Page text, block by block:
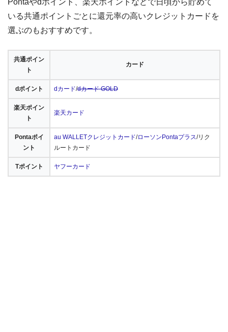
Pontaやdポイント、楽天ポイントなどで日頃から貯めて
いる共通ポイントごとに還元率の高いクレジットカードを
選ぶのもおすすめです。
共通ポイン
ト
カード
dポイント dカード/dカード GOLD
楽天ポイン
ト
楽天カード
Pontaポイ
ント
au WALLETクレジットカード/ローソンPontaプラス/リク
ルートカード
Tポイント ヤフーカード